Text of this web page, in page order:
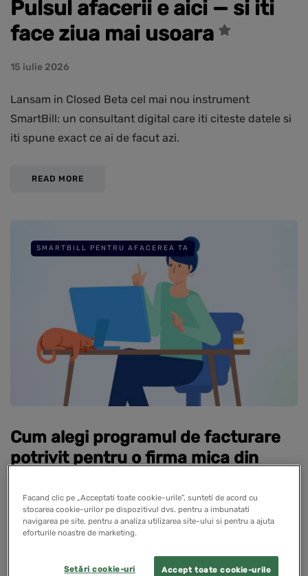
Pulsul afacerii e aici — si iti
face ziua mai usoara
15 iulie 2026
Lansam in Closed Beta cel mai nou instrument
SmartBill: un consultant digital care iti citeste datele si
iti spune exact ce ai de facut azi.
READ MORE
SMARTBILL PENTRU AFACEREA TA
Cum alegi programul de facturare
potrivit pentru o firma mica din
22 iunie 2026
Daca ai o firma mica, alegerea unui program de
facturare nu mai tine doar de emiterea rapida a unei
Facand clic pe „Acceptati toate cookie-urile”, sunteti de acord cu
stocarea cookie-urilor pe dispozitivul dvs. pentru a imbunatati
navigarea pe site, pentru a analiza utilizarea site-ului si pentru a ajuta
eforturile noastre de marketing.
Accept toate cookie-urile
Setări cookie-uri